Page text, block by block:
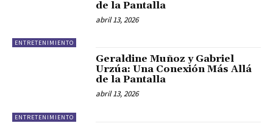
ENTRETENIMIENTO
de la Pantalla
abril 13, 2026
ENTRETENIMIENTO
Geraldine Muñoz y Gabriel
Urzúa: Una Conexión Más Allá
de la Pantalla
abril 13, 2026